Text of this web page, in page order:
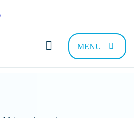
MENU
et bienvenue !